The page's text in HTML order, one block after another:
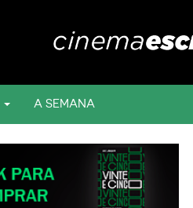
A SEMANA